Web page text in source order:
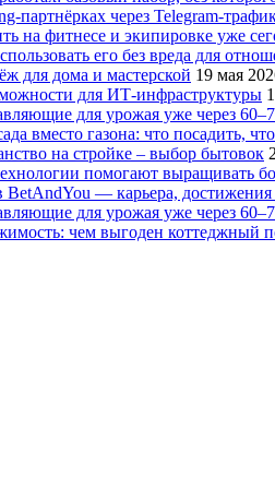
партнёрках через Telegram-
на фитнесе и экипировке уже
его без вреда для
для дома и мастерской 19 мая
для ИТ-инфраструктуры
для урожая уже через
вместо газона: что посадить,
на стройке – выбор бытовок
помогают выращивать
BetAndYou — карьера,
для урожая уже через
чем выгоден коттеджный